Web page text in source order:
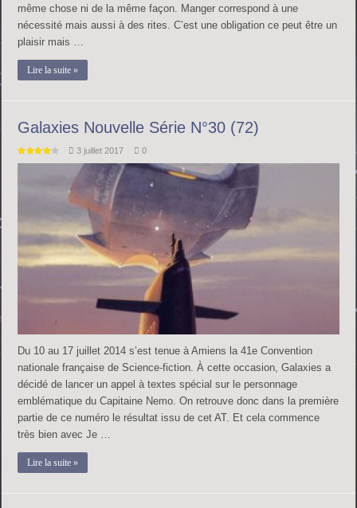
même chose ni de la même façon. Manger correspond à une
nécessité mais aussi à des rites. C’est une obligation ce peut être un
plaisir mais …
Lire la suite »
Galaxies Nouvelle Série N°30 (72)
3 juillet 2017 0
Du 10 au 17 juillet 2014 s’est tenue à Amiens la 41e Convention
nationale française de Science-fiction. À cette occasion, Galaxies a
décidé de lancer un appel à textes spécial sur le personnage
emblématique du Capitaine Nemo. On retrouve donc dans la première
partie de ce numéro le résultat issu de cet AT. Et cela commence
très bien avec Je …
Lire la suite »